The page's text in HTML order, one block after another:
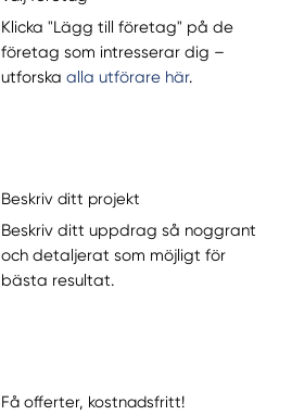
Klicka "Lägg till företag" på de
företag som intresserar dig –
utforskaalla utförare här.
Beskriv ditt projekt
Beskriv ditt uppdrag så noggrant
och detaljerat som möjligt för
bästa resultat.
Få offerter, kostnadsfritt!